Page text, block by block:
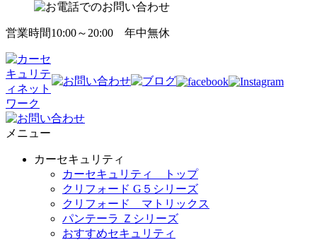
営業時間10:00～20:00 年中無休
メニュー
カーセキュリティ
カーセキュリティ トップ
クリフォード G５シリーズ
クリフォード マトリックス
パンテーラ Ｚシリーズ
おすすめセキュリティ